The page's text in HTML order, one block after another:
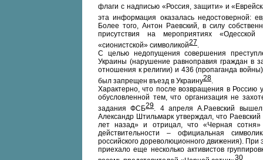
флаги с надписью «Россия, защити» и
эта информация оказалась недостоверной:
Более того, Антон Раевский, в силу
присутствия на мероприятиях «Одесской
«сионистской» символикой27.
С целью недопущения совершения
Украины (нарушение равноправия граждан в
отношения к религии) и 436 (пропаганда
был запрещен въезд в Украину28.
Характерно, что после возвращения в Россию
обусловленной тем, что организация не
задания ФСБ29. 4 апреля А.Раевский вышел
Александр Штильмарк утверждал, что
лет назад» и отрицал, что «Черная сотня»
действительности – официальная
российского дореволюционного движения).
приехало еще несколько активистов
30